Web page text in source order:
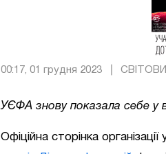
00:17, 01 грудня 2023
УЄФА знову показала себе у
Офіційна сторінка